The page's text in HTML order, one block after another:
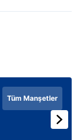
Tüm Manşetler